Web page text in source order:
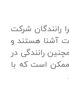
رانندگان شرکت
آشنا هستند و
رانندگی در
ممکن است که با